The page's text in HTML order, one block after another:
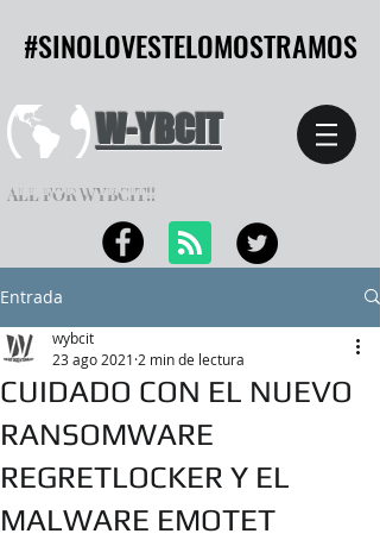
#SINOLOVESTELOMOSTRAMOS
#SINOLOVESTELOMOSTRAMOS
ALL FOR WYBCIT!!
W-YBCIT
Entrada
CUIDADO CON EL NUEVO
RANSOMWARE
REGRETLOCKER Y EL
MALWARE EMOTET
wybcit
23 ago 2021 2 min de lectura